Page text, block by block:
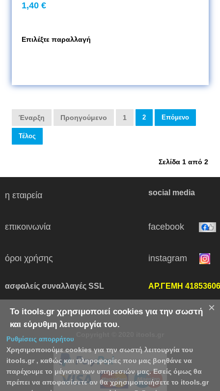
Το itools.gr χρησιμοποιεί cookies για την σωστή
και εύρυθμη λειτουργία του.
Ρυθμίσεις απορρήτου
Χρησιμοποιούμε cookies για την σωστή λειτουργία του
itools.gr , καθώς και πληροφορίες που μας βοηθάνε να
παρέχουμε το μέγιστο των υπηρεσιών μας. Εσείς όμως θα
πρέπει να αποφασίσετε αν θα χρησιμοποιήσετε το itools.gr
×
1,40 €
Επιλέξτε παραλλαγή
Έναρξη Προηγούμενο 1 2 Επόμενο
Τέλος
Σελίδα 1 από 2
η εταιρεία social media
επικοινωνία facebook
όροι χρήσης instagram
ασφαλείς συναλλαγές SSL ΑΡ.ΓΕΜΗ
Copyright © 2020 itools.gr